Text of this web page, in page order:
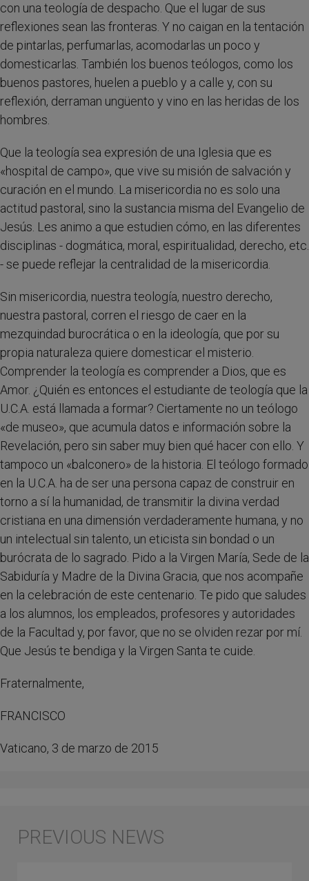
con una teología de despacho. Que el lugar de sus
reflexiones sean las fronteras. Y no caigan en la tentación
de pintarlas, perfumarlas, acomodarlas un poco y
domesticarlas. También los buenos teólogos, como los
buenos pastores, huelen a pueblo y a calle y, con su
reflexión, derraman ungüento y vino en las heridas de los
hombres.
Que la teología sea expresión de una Iglesia que es
«hospital de campo», que vive su misión de salvación y
curación en el mundo. La misericordia no es solo una
actitud pastoral, sino la sustancia misma del Evangelio de
Jesús. Les animo a que estudien cómo, en las diferentes
disciplinas - dogmática, moral, espiritualidad, derecho, etc.
- se puede reflejar la centralidad de la misericordia.
Sin misericordia, nuestra teología, nuestro derecho,
nuestra pastoral, corren el riesgo de caer en la
mezquindad burocrática o en la ideología, que por su
propia naturaleza quiere domesticar el misterio.
Comprender la teología es comprender a Dios, que es
Amor. ¿Quién es entonces el estudiante de teología que la
U.C.A. está llamada a formar? Ciertamente no un teólogo
«de museo», que acumula datos e información sobre la
Revelación, pero sin saber muy bien qué hacer con ello. Y
tampoco un «balconero» de la historia. El teólogo formado
en la U.C.A. ha de ser una persona capaz de construir en
torno a sí la humanidad, de transmitir la divina verdad
cristiana en una dimensión verdaderamente humana, y no
un intelectual sin talento, un eticista sin bondad o un
burócrata de lo sagrado. Pido a la Virgen María, Sede de la
Sabiduría y Madre de la Divina Gracia, que nos acompañe
en la celebración de este centenario. Te pido que saludes
a los alumnos, los empleados, profesores y autoridades
de la Facultad y, por favor, que no se olviden rezar por mí.
Que Jesús te bendiga y la Virgen Santa te cuide.
Fraternalmente,
FRANCISCO
Vaticano, 3 de marzo de 2015